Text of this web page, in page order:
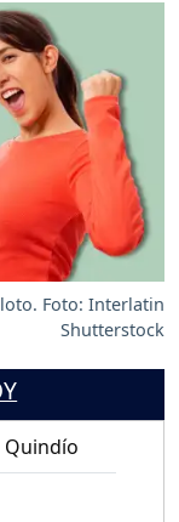
Foto: Interlatin
Shutterstock
Quindío